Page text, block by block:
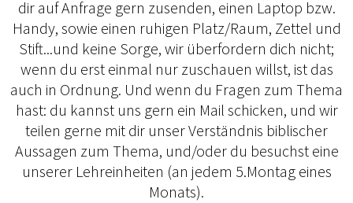
dir auf Anfrage gern zusenden, einen Laptop bzw.
Handy, sowie einen ruhigen Platz/Raum, Zettel und
Stift...und keine Sorge, wir überfordern dich nicht;
wenn du erst einmal nur zuschauen willst, ist das
auch in Ordnung. Und wenn du Fragen zum Thema
hast: du kannst uns gern ein Mail schicken, und wir
teilen gerne mit dir unser Verständnis biblischer
Aussagen zum Thema, und/oder du besuchst eine
unserer Lehreinheiten (an jedem 5.Montag eines
Monats).